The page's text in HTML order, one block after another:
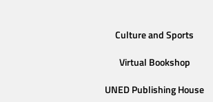
Culture and Sports
Virtual Bookshop
UNED Publishing House